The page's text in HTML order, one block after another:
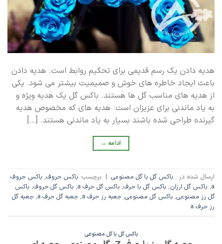
هدیه دادن یک رسم قدیمی برای تحکیم روابط است. هدیه دادن
باعث ایجاد خاطره های خوش و صمیمیت بیشتر می شود. یکی
از هدیه های مناسب گل ها هستند. باکس گل یک هدیه ویژه و
به یاد ماندنی برای عزیزان است. هدیه های که مخصوص هدیه
گیرنده طراحی شده باشند بسیار به یاد ماندنی هستند. […]
ادامه →
ارسال شده در : باکس گل با گل مصنوعی | برچسب: باکس حروف, باکس حروف
a
, باکس گل ارزان, باکس گل با حرف, باکس گل حرف a , باکس گل حروف, باکس
گل رز مصنوعی, باکس گل مصنوعی, جعبه رز حرف a , جعبه گل حرف a , جعبه گل
رز حرف a
باکس گل با گل مصنوعی